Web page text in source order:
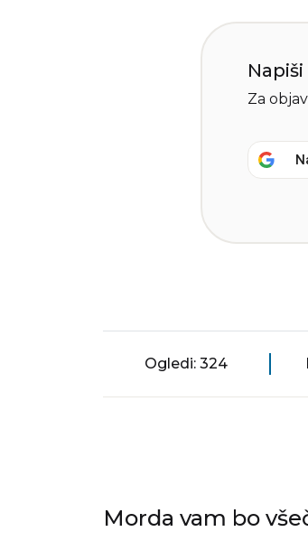
Za
Ogledi: 324
Morda vam bo